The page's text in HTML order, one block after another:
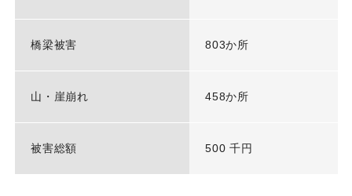
橋梁被害 803か所
山・崖崩れ 458か所
被害総額 500 千円